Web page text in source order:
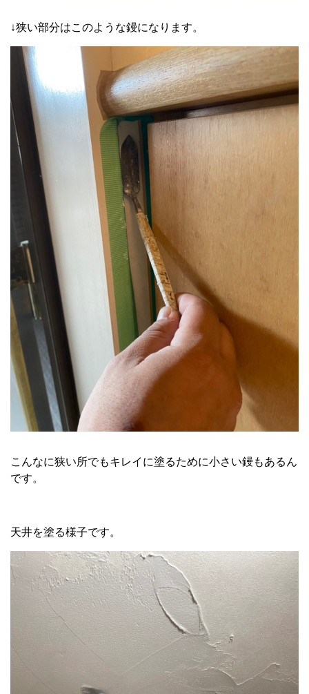
↓狭い部分はこのような鏝になります。
こんなに狭い所でもキレイに塗るために小さい鏝もあるん
です。
天井を塗る様子です。